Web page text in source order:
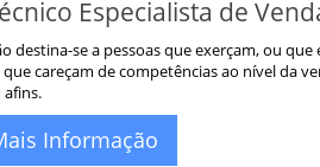
Especialista de
destina-se a pessoas que exerçam, ou
careçam de competências ao nível da
afins.
Informação